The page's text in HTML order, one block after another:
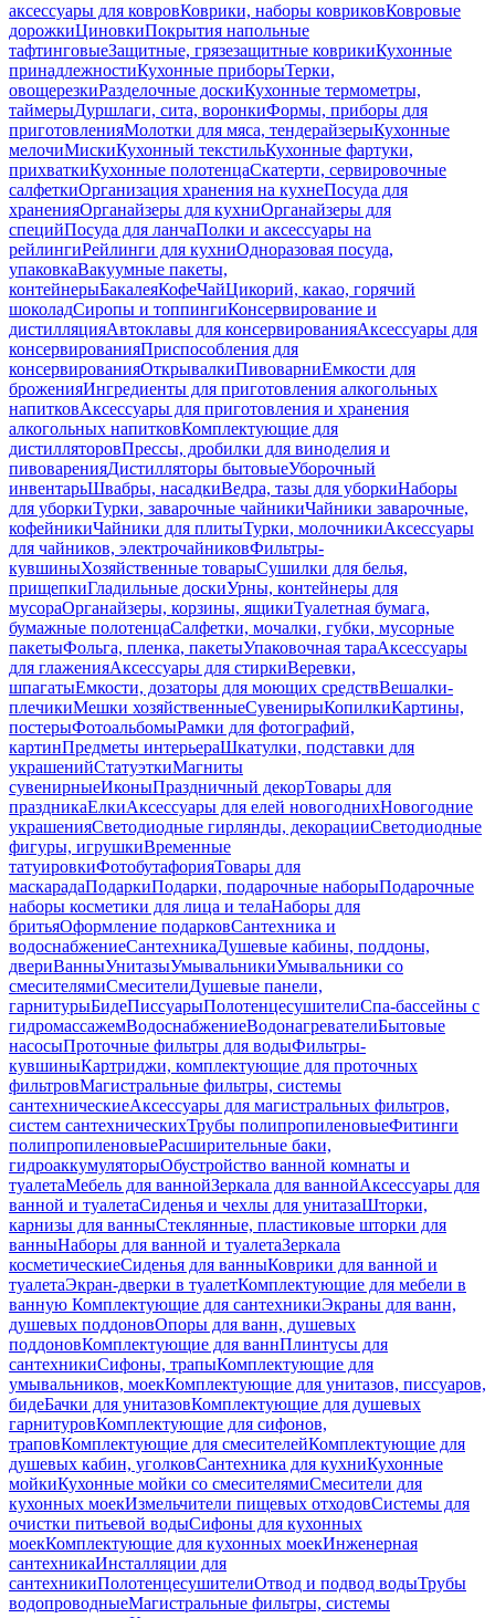
аксессуары для ковровКоврики, наборы ковриковКовровые
дорожкиЦиновкиПокрытия напольные
тафтинговыеЗащитные, грязезащитные коврикиКухонные
принадлежностиКухонные приборыТерки,
овощерезкиРазделочные доскиКухонные термометры,
таймерыДуршлаги, сита, воронкиФормы, приборы для
приготовленияМолотки для мяса, тендерайзерыКухонные
мелочиМискиКухонный текстильКухонные фартуки,
прихваткиКухонные полотенцаСкатерти, сервировочные
салфеткиОрганизация хранения на кухнеПосуда для
храненияОрганайзеры для кухниОрганайзеры для
специйПосуда для ланчаПолки и аксессуары на
рейлингиРейлинги для кухниОдноразовая посуда,
упаковкаВакуумные пакеты,
контейнерыБакалеяКофеЧайЦикорий, какао, горячий
шоколадСиропы и топпингиКонсервирование и
дистилляцияАвтоклавы для консервированияАксессуары для
консервированияПриспособления для
консервированияОткрывалкиПивоварниЕмкости для
броженияИнгредиенты для приготовления алкогольных
напитковАксессуары для приготовления и хранения
алкогольных напитковКомплектующие для
дистилляторовПрессы, дробилки для виноделия и
пивоваренияДистилляторы бытовыеУборочный
инвентарьШвабры, насадкиВедра, тазы для уборкиНаборы
для уборкиТурки, заварочные чайникиЧайники заварочные,
кофейникиЧайники для плитыТурки, молочникиАксессуары
для чайников, электрочайниковФильтры-
кувшиныХозяйственные товарыСушилки для белья,
прищепкиГладильные доскиУрны, контейнеры для
мусораОрганайзеры, корзины, ящикиТуалетная бумага,
бумажные полотенцаСалфетки, мочалки, губки, мусорные
пакетыФольга, пленка, пакетыУпаковочная тараАксессуары
для глаженияАксессуары для стиркиВеревки,
шпагатыЕмкости, дозаторы для моющих средствВешалки-
плечикиМешки хозяйственныеСувенирыКопилкиКартины,
постерыФотоальбомыРамки для фотографий,
картинПредметы интерьераШкатулки, подставки для
украшенийСтатуэткиМагниты
сувенирныеИконыПраздничный декорТовары для
праздникаЕлкиАксессуары для елей новогоднихНовогодние
украшенияСветодиодные гирлянды, декорацииСветодиодные
фигуры, игрушкиВременные
татуировкиФотобутафорияТовары для
маскарадаПодаркиПодарки, подарочные наборыПодарочные
наборы косметики для лица и телаНаборы для
бритьяОформление подарковСантехника и
водоснабжениеСантехникаДушевые кабины, поддоны,
двериВанныУнитазыУмывальникиУмывальники со
смесителямиСмесителиДушевые панели,
гарнитурыБидеПиссуарыПолотенцесушителиСпа-бассейны с
гидромассажемВодоснабжениеВодонагревателиБытовые
насосыПроточные фильтры для водыФильтры-
кувшиныКартриджи, комплектующие для проточных
фильтровМагистральные фильтры, системы
сантехническиеАксессуары для магистральных фильтров,
систем сантехническихТрубы полипропиленовыеФитинги
полипропиленовыеРасширительные баки,
гидроаккумуляторыОбустройство ванной комнаты и
туалетаМебель для ваннойЗеркала для ваннойАксессуары для
ванной и туалетаСиденья и чехлы для унитазаШторки,
карнизы для ванныСтеклянные, пластиковые шторки для
ванныНаборы для ванной и туалетаЗеркала
косметическиеСиденья для ванныКоврики для ванной и
туалетаЭкран-дверки в туалетКомплектующие для мебели в
ванную Комплектующие для сантехникиЭкраны для ванн,
душевых поддоновОпоры для ванн, душевых
поддоновКомплектующие для ваннПлинтусы для
сантехникиСифоны, трапыКомплектующие для
умывальников, моекКомплектующие для унитазов, писсуаров,
бидеБачки для унитазовКомплектующие для душевых
гарнитуровКомплектующие для сифонов,
траповКомплектующие для смесителейКомплектующие для
душевых кабин, уголковСантехника для кухниКухонные
мойкиКухонные мойки со смесителямиСмесители для
кухонных моекИзмельчители пищевых отходовСистемы для
очистки питьевой водыСифоны для кухонных
моекКомплектующие для кухонных моекИнженерная
сантехникаИнсталляции для
сантехникиПолотенцесушителиОтвод и подвод водыТрубы
водопроводныеМагистральные фильтры, системы